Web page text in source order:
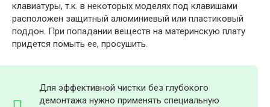
клавиатуры, т.к. в некоторых моделях под клавишами
расположен защитный алюминиевый или пластиковый
поддон. При попадании веществ на материнскую плату
придется помыть ее, просушить.
Для эффективной чистки без глубокого
демонтажа нужно применять специальную